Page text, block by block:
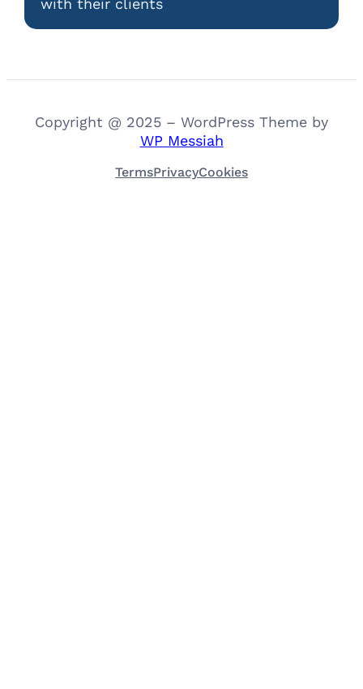
with their clients
Copyright @ 2025 – WordPress Theme by
WP Messiah
TermsPrivacyCookies